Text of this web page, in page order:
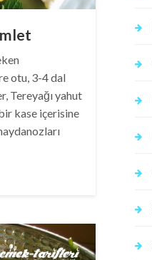
otu, 3-4 dal
Tereyağı yahut
bir kase içerisine